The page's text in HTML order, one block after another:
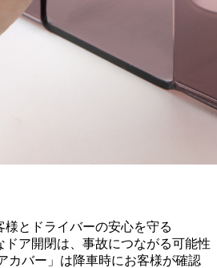
とドライバーの安心を守る
ドア開閉は、事故につながる可能性
カバー」は降車時にお客様が確認